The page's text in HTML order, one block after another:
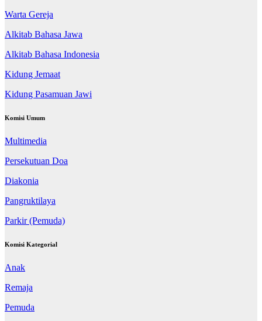
Warta Gereja
Alkitab Bahasa Jawa
Alkitab Bahasa Indonesia
Kidung Jemaat
Kidung Pasamuan Jawi
Komisi Umum
Multimedia
Persekutuan Doa
Diakonia
Pangruktilaya
Parkir (Pemuda)
Komisi Kategorial
Anak
Remaja
Pemuda